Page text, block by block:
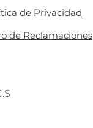
de Reclamaciones
de Privacidad